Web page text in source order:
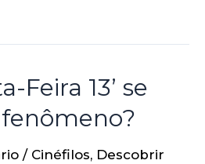
Feira 13’ se
/ Cinéfilos, Descobrir